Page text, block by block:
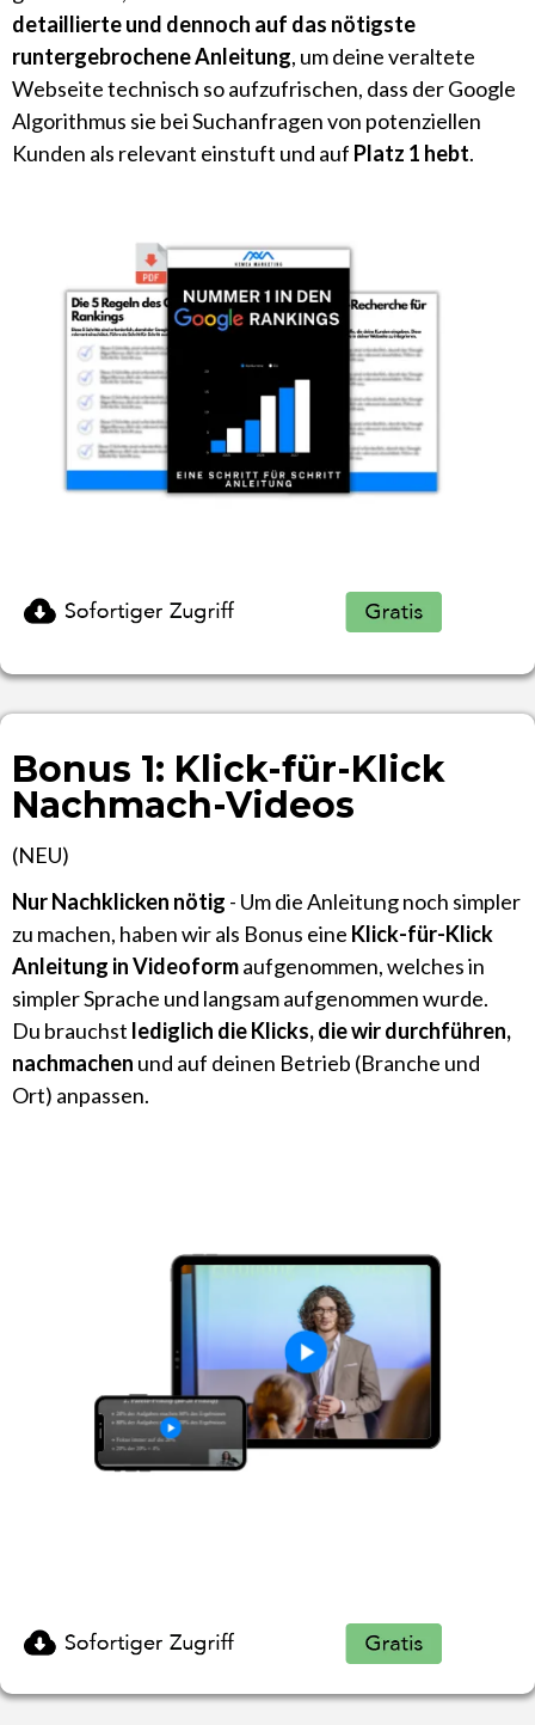
detaillierte und dennoch auf das nötigste
runtergebrochene Anleitung, um deine veraltete
Webseite technisch so aufzufrischen, dass der Google
Algorithmus sie bei Suchanfragen von potenziellen
Kunden als relevant einstuft und auf Platz 1 hebt.
Bonus 1: Klick-für-Klick
Nachmach-Videos
(NEU)
Nur Nachklicken nötig - Um die Anleitung noch simpler
zu machen, haben wir als Bonus eine Klick-für-Klick
Anleitung in Videoformaufgenommen, welches in
simpler Sprache und langsam aufgenommen wurde.
Du brauchst lediglich die Klicks, die wir durchführen,
nachmachen und auf deinen Betrieb (Branche und
Ort) anpassen.